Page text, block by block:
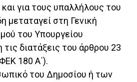
για τους υπαλλήλους του
μεταταγεί στη Γενική
του Υπουργείου
διατάξεις του άρθρου 23
180 Α΄).
του Δημοσίου ή των